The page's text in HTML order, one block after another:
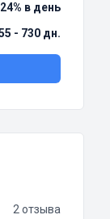
в день
- 730 дн.
2 отзыва